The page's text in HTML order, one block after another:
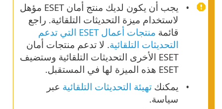
يجب أن يكون لديك منتج أمان ESET مؤهل
لاستخدام ميزة التحديثات التلقائية. راجع
قائمة
منتجات أعمال ESET التي تدعم
التحديثات التلقائية. لا تدعم منتجات أمان
ESET الأخرى التحديثات التلقائية وستضيف
ESET هذه الميزة لها في المستقبل.
يمكنكتهيئة التحديثات التلقائية عبر
سياسة.